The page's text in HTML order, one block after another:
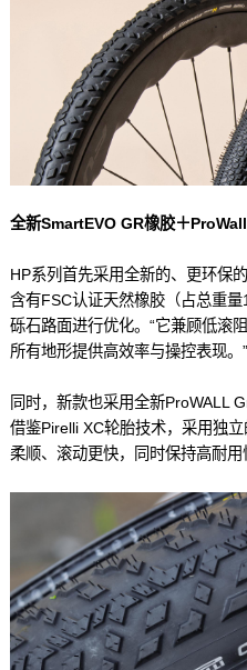
全新SmartEVO GR橡胶＋
HP系列首先采用全新的、更环保
含有FSC认证天然橡胶（占总重
砾石路面进行优化。“它兼顾低滚
所有地形提供高效率与操控表现。”
同时，新款也采用全新ProWALL
借鉴Pirelli XC轮胎技术，采用独
柔顺、滚动更快，同时保持高耐用